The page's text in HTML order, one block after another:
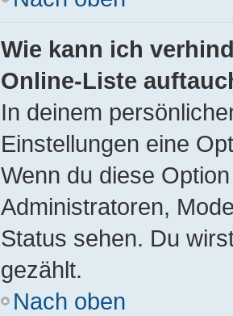
Wie kann ich
Online-Liste
In deinem
Einstellungen eine
Wenn du diese
Administratoren,
Status sehen. Du
gezählt.
Nach oben